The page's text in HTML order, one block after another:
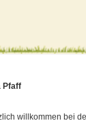
Pfaff
willkommen bei